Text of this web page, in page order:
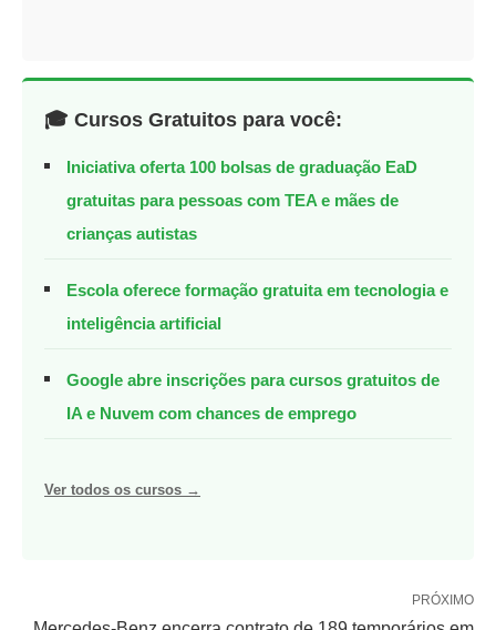
🎓 Cursos Gratuitos para você:
Iniciativa oferta 100 bolsas de graduação EaD
gratuitas para pessoas com TEA e mães de
crianças autistas
Escola oferece formação gratuita em tecnologia e
inteligência artificial
Google abre inscrições para cursos gratuitos de
IA e Nuvem com chances de emprego
Ver todos os cursos →
PRÓXIMO